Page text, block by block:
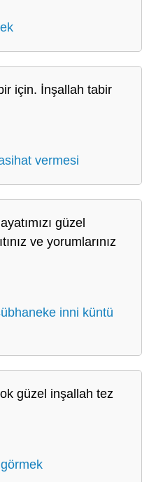
için. İnşallah tabir
vermesi
güzel
ve yorumlarınız
inni küntü
güzel inşallah tez